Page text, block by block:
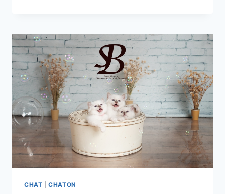
CHAT
SENIOR
GUIDE
COMPLET
POUR
VIEILLISSEMENT
HEUREUX
BONNE
SANTÉ
CHAT |CHATON